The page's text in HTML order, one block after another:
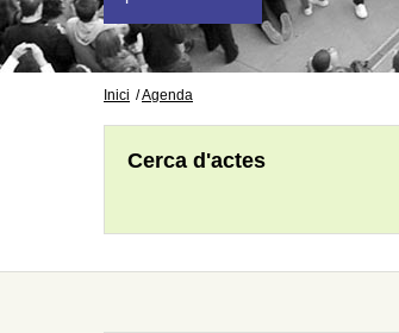
Inici Agenda
Cerca d'actes